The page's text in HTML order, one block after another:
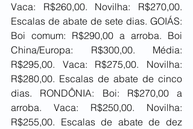
Vaca: R$260,00. Novilha: R$270,00.
Escalas de abate de sete dias. GOIÁS:
Boi comum: R$290,00 a arroba. Boi
China/Europa: R$300,00. Média:
R$295,00. Vaca: R$275,00. Novilha:
R$280,00. Escalas de abate de cinco
dias. RONDÔNIA: Boi: R$270,00 a
arroba. Vaca: R$250,00. Novilha:
R$255,00. Escalas de abate de dez